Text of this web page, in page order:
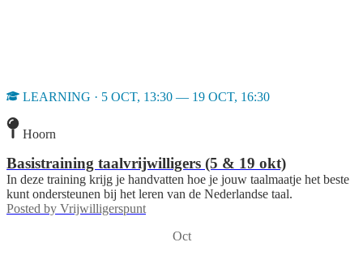
LEARNING · 5 OCT, 13:30 — 19 OCT, 16:30
Hoorn
Basistraining taalvrijwilligers (5 & 19 okt)
In deze training krijg je handvatten hoe je jouw taalmaatje het beste
kunt ondersteunen bij het leren van de Nederlandse taal.
Posted by Vrijwilligerspunt
Oct